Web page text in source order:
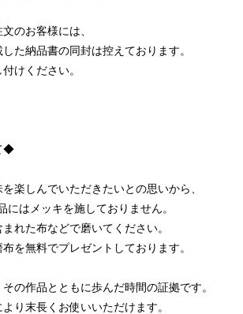
のお客様には、
た納品書の同封は控えております。
けください。
◆
楽しんでいただきたいとの思いから、
にはメッキを施しておりません。
れた布などで磨いてください。
を無料でプレゼントしております。
の作品とともに歩んだ時間の証拠です。
り末長くお使いいただけます。